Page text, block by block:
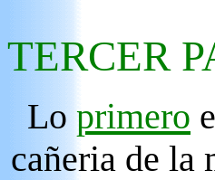
TERCER
Lo primero
cañeria de la